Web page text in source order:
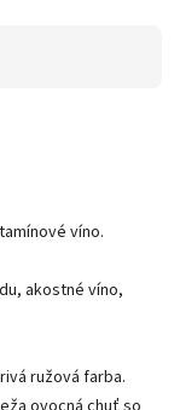
víno.
akostné víno,
ružová farba.